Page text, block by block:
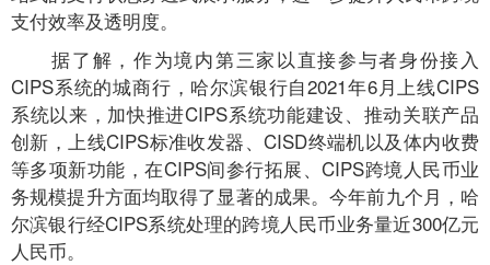
支付效率及透明度。
据了解，作为境内第三家以直接参与者身份接入
CIPS系统的城商行，哈尔滨银行自2021年6月上线CIPS
系统以来，加快推进CIPS系统功能建设、推动关联产品
创新，上线CIPS标准收发器、CISD终端机以及体内收费
等多项新功能，在CIPS间参行拓展、CIPS跨境人民币业
务规模提升方面均取得了显著的成果。今年前九个月，哈
尔滨银行经CIPS系统处理的跨境人民币业务量近300亿元
人民币。